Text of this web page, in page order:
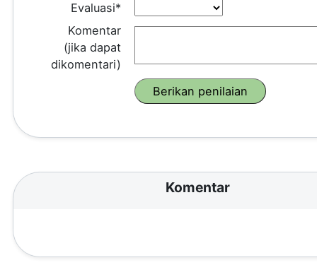
Evaluasi*
Komentar
(jika dapat
dikomentari)
Komentar